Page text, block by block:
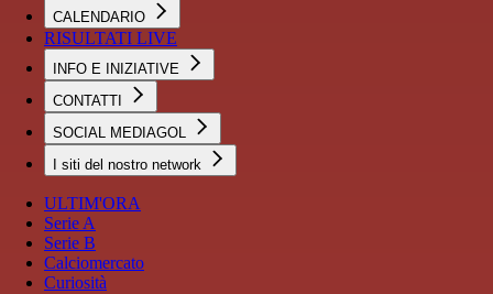
CALENDARIO
RISULTATI LIVE
INFO E INIZIATIVE
CONTATTI
SOCIAL MEDIAGOL
I siti del nostro network
ULTIM'ORA
Serie A
Serie B
Calciomercato
Curiosità